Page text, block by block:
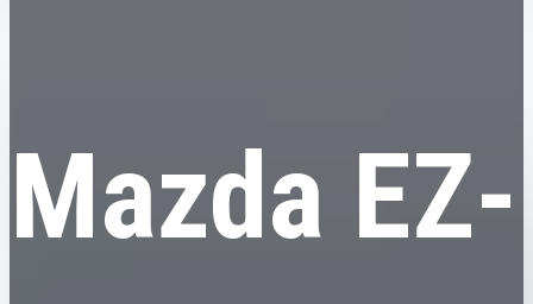
Електромобілі
0
Ваш кошик порожній!
Mazda EZ-